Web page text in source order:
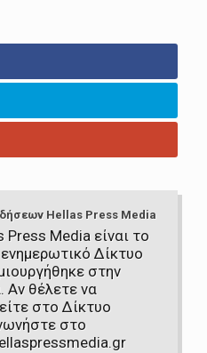
Hellas Press Media
Press Media είναι το
Δίκτυο
στην
Αν θέλετε να
στο Δίκτυο
στο